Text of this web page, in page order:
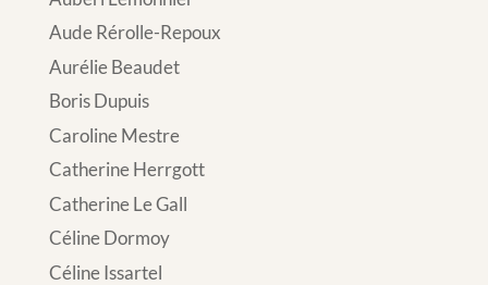
Aude Rérolle-Repoux
Aurélie Beaudet
Boris Dupuis
Caroline Mestre
Catherine Herrgott
Catherine Le Gall
Céline Dormoy
Céline Issartel